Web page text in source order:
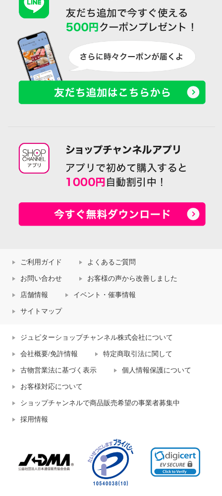
ご利用ガイド よくあるご質問
お問い合わせ お客様の声から改善しました
店舗情報 イベント・催事情報
サイトマップ
ジュピターショップチャンネル株式会社について
会社概要/免許情報 特定商取引法に関して
古物営業法に基づく表示 個人情報保護について
お客様対応について
ショップチャンネルで商品販売希望の事業者募集中
採用情報